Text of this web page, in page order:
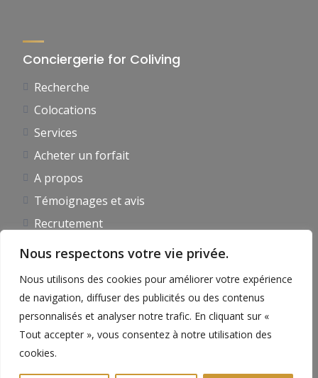
Nous respectons votre vie privée.
Nous utilisons des cookies pour améliorer votre expérience
de navigation, diffuser des publicités ou des contenus
personnalisés et analyser notre trafic. En cliquant sur «
Tout accepter », vous consentez à notre utilisation des
cookies.
Conciergerie for Coliving
Recherche
Colocations
Services
Acheter un forfait
A propos
Témoignages et avis
Recrutement
Inscription